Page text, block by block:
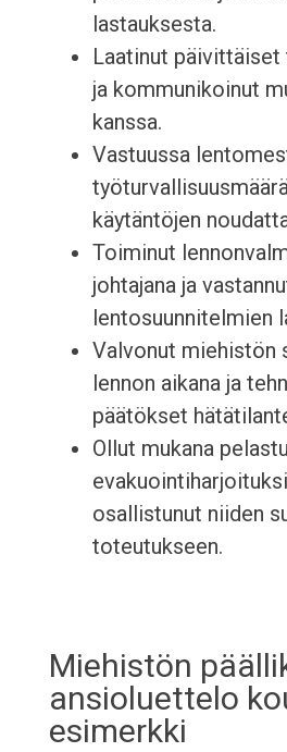
lastauksesta.
Laatinut
ja kommunikoinut
kanssa.
Vastuussa
käytäntöjen
Toiminut
johtajana ja
lentosuunnitelmien
Valvonut miehistön
lennon aikana ja
päätökset
Ollut mukana
osallistunut niiden
toteutukseen.
Miehistön
ansioluettelo
esimerkki